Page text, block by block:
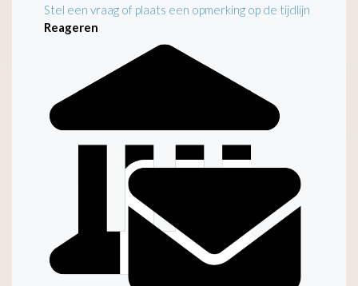
Stel een vraag of plaats een opmerking op de tijdlijn
Reageren